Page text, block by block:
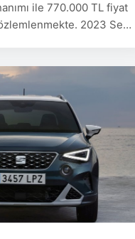
ile 770.000 TL fiyat
2023 Seat
1.0 Evo 80 HP Style
1.0 EcoTSI 110 HP DSG